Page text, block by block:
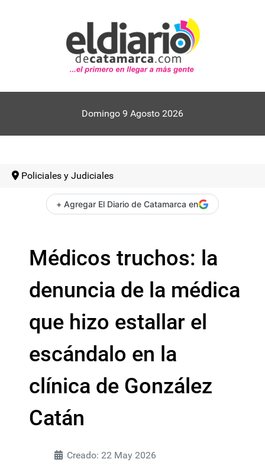
Domingo 9 Agosto 2026
Policiales y Judiciales
+ Agregar El Diario de Catamarca en
Médicos truchos: la
denuncia de la médica
que hizo estallar el
escándalo en la
clínica de González
Catán
Creado: 22 May 2026